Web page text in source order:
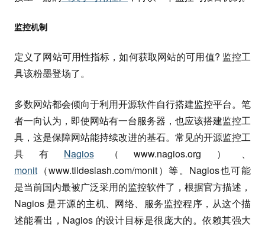
监控机制
定义了网站可用性指标，如何获取网站的可用值? 监控工
具该粉墨登场了。
多数网站都会倾向于利用开源软件自行搭建监控平台。笔
者一向认为，即使网站有一台服务器，也应该搭建监控工
具，这是保障网站能持续改进的基石。常见的开源监控工
具有 Nagios（www.nagios.org）、
monit （www.tildeslash.com/monit）等。Nagios也可能
是当前国内最被广泛采用的监控软件了，根据官方描述，
Nagios 是开源的主机、网络、服务监控程序，从这个描
述能看出，Nagios 的设计目标是很庞大的。依赖其强大